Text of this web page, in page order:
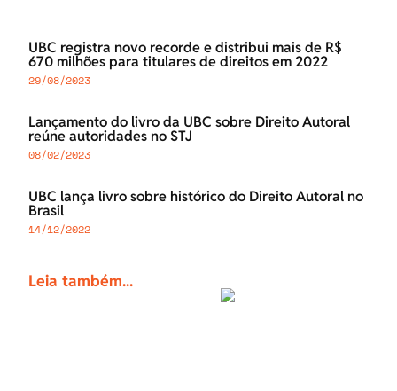
UBC registra novo recorde e distribui mais de R$
670 milhões para titulares de direitos em 2022
29/08/2023
Lançamento do livro da UBC sobre Direito Autoral
reúne autoridades no STJ
08/02/2023
UBC lança livro sobre histórico do Direito Autoral no
Brasil
14/12/2022
Leia também...